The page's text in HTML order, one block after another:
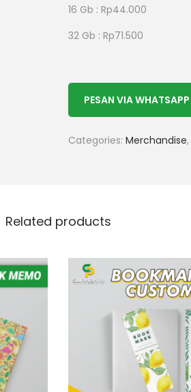
16 Gb : Rp44.000
32 Gb : Rp71.500
PESAN VIA WHATSAPP
Categories: Merchandise,
Related products